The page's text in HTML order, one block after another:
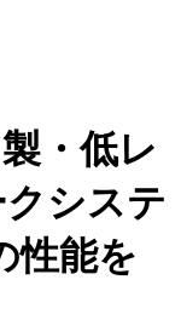
・低レ
システ
性能を